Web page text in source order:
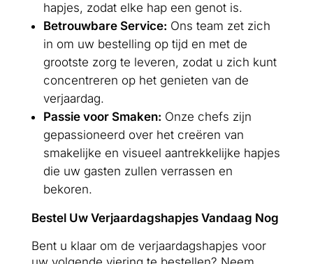
hapjes, zodat elke hap een genot is.
Betrouwbare Service: Ons team zet zich
in om uw bestelling op tijd en met de
grootste zorg te leveren, zodat u zich kunt
concentreren op het genieten van de
verjaardag.
Passie voor Smaken: Onze chefs zijn
gepassioneerd over het creëren van
smakelijke en visueel aantrekkelijke hapjes
die uw gasten zullen verrassen en
bekoren.
Bestel Uw Verjaardagshapjes Vandaag Nog
Bent u klaar om de verjaardagshapjes voor